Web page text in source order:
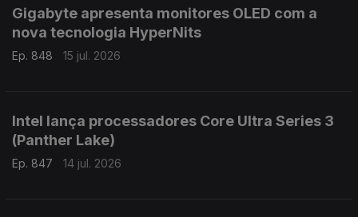
Gigabyte apresenta monitores OLED com a
nova tecnologia HyperNits
Ep. 848 15 jul. 2026
Intel lança processadores Core Ultra Series 3
(Panther Lake)
Ep. 847 14 jul. 2026